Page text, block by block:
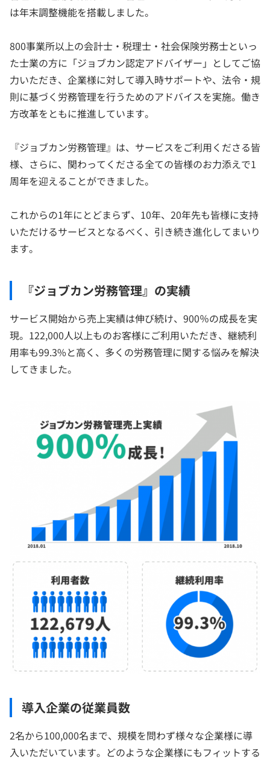
は年末調整機能を搭載しました。
800事業所以上の会計士・税理士・社会保険労務士といっ
た士業の方に「ジョブカン認定アドバイザー」としてご協
力いただき、企業様に対して導入時サポートや、法令・規
則に基づく労務管理を行うためのアドバイスを実施。働き
方改革をともに推進しています。
『ジョブカン労務管理』は、サービスをご利用くださる皆
様、さらに、関わってくださる全ての皆様のお力添えで1
周年を迎えることができました。
これからの1年にとどまらず、10年、20年先も皆様に支持
いただけるサービスとなるべく、引き続き進化してまいり
ます。
『ジョブカン労務管理』の実績
サービス開始から売上実績は伸び続け、900％の成長を実
現。122,000人以上ものお客様にご利用いただき、継続利
用率も99.3%と高く、多くの労務管理に関する悩みを解決
してきました。
導入企業の従業員数
2名から100,000名まで、規模を問わず様々な企業様に導
入いただいています。どのような企業様にもフィットする